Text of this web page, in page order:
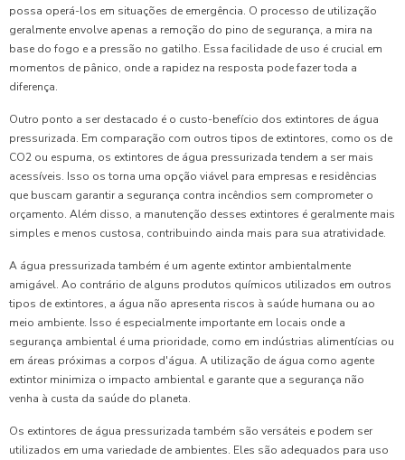
possa operá-los em situações de emergência. O processo de utilização
geralmente envolve apenas a remoção do pino de segurança, a mira na
base do fogo e a pressão no gatilho. Essa facilidade de uso é crucial em
momentos de pânico, onde a rapidez na resposta pode fazer toda a
diferença.
Outro ponto a ser destacado é o custo-benefício dos extintores de água
pressurizada. Em comparação com outros tipos de extintores, como os de
CO2 ou espuma, os extintores de água pressurizada tendem a ser mais
acessíveis. Isso os torna uma opção viável para empresas e residências
que buscam garantir a segurança contra incêndios sem comprometer o
orçamento. Além disso, a manutenção desses extintores é geralmente mais
simples e menos custosa, contribuindo ainda mais para sua atratividade.
A água pressurizada também é um agente extintor ambientalmente
amigável. Ao contrário de alguns produtos químicos utilizados em outros
tipos de extintores, a água não apresenta riscos à saúde humana ou ao
meio ambiente. Isso é especialmente importante em locais onde a
segurança ambiental é uma prioridade, como em indústrias alimentícias ou
em áreas próximas a corpos d'água. A utilização de água como agente
extintor minimiza o impacto ambiental e garante que a segurança não
venha à custa da saúde do planeta.
Os extintores de água pressurizada também são versáteis e podem ser
utilizados em uma variedade de ambientes. Eles são adequados para uso